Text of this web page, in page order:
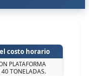
costo horario
PLATAFORMA
TONELADAS.